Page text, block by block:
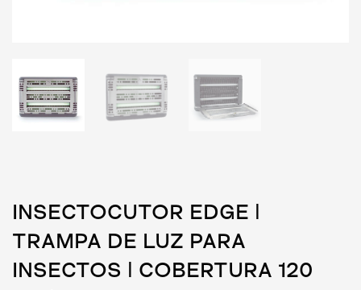
INSECTOCUTOR EDGE ǀ
TRAMPA DE LUZ PARA
INSECTOS ǀ COBERTURA 120